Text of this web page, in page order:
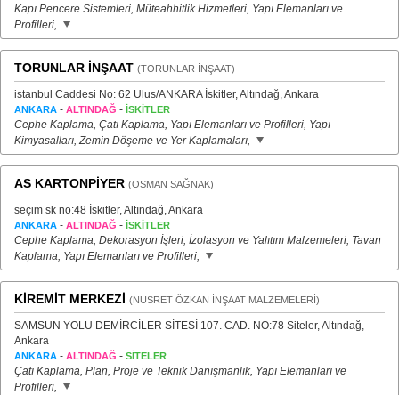
Kapı Pencere Sistemleri, Müteahhitlik Hizmetleri, Yapı Elemanları ve
Profilleri,
TORUNLAR İNŞAAT (TORUNLAR İNŞAAT)
istanbul Caddesi No: 62 Ulus/ANKARA İskitler, Altındağ, Ankara
ANKARA - ALTINDAĞ - İSKİTLER
Cephe Kaplama, Çatı Kaplama, Yapı Elemanları ve Profilleri, Yapı
Kimyasalları, Zemin Döşeme ve Yer Kaplamaları,
AS KARTONPİYER (OSMAN SAĞNAK)
seçim sk no:48 İskitler, Altındağ, Ankara
ANKARA - ALTINDAĞ - İSKİTLER
Cephe Kaplama, Dekorasyon İşleri, İzolasyon ve Yalıtım Malzemeleri, Tavan
Kaplama, Yapı Elemanları ve Profilleri,
KİREMİT MERKEZİ (NUSRET ÖZKAN İNŞAAT MALZEMELERİ)
SAMSUN YOLU DEMİRCİLER SİTESİ 107. CAD. NO:78 Siteler, Altındağ,
Ankara
ANKARA - ALTINDAĞ - SİTELER
Çatı Kaplama, Plan, Proje ve Teknik Danışmanlık, Yapı Elemanları ve
Profilleri,